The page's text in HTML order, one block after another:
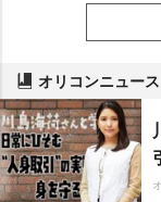
オリコンニュー